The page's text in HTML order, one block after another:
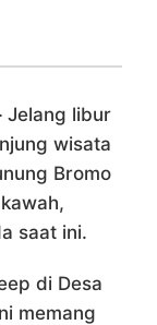
Jelang libur
wisata
Bromo
saat ini.
di Desa
memang